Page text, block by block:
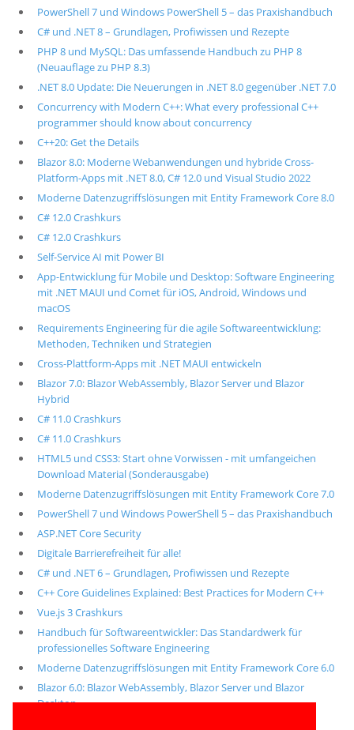
PowerShell 7 und Windows PowerShell 5 – das Praxishandbuch
C# und .NET 8 – Grundlagen, Profiwissen und Rezepte
PHP 8 und MySQL: Das umfassende Handbuch zu PHP 8
(Neuauflage zu PHP 8.3)
.NET 8.0 Update: Die Neuerungen in .NET 8.0 gegenüber .NET 7.0
Concurrency with Modern C++: What every professional C++
programmer should know about concurrency
C++20: Get the Details
Blazor 8.0: Moderne Webanwendungen und hybride Cross-
Platform-Apps mit .NET 8.0, C# 12.0 und Visual Studio 2022
Moderne Datenzugriffslösungen mit Entity Framework Core 8.0
C# 12.0 Crashkurs
C# 12.0 Crashkurs
Self-Service AI mit Power BI
App-Entwicklung für Mobile und Desktop: Software Engineering
mit .NET MAUI und Comet für iOS, Android, Windows und
macOS
Requirements Engineering für die agile Softwareentwicklung:
Methoden, Techniken und Strategien
Cross-Plattform-Apps mit .NET MAUI entwickeln
Blazor 7.0: Blazor WebAssembly, Blazor Server und Blazor
Hybrid
C# 11.0 Crashkurs
C# 11.0 Crashkurs
HTML5 und CSS3: Start ohne Vorwissen - mit umfangeichen
Download Material (Sonderausgabe)
Moderne Datenzugriffslösungen mit Entity Framework Core 7.0
PowerShell 7 und Windows PowerShell 5 – das Praxishandbuch
ASP.NET Core Security
Digitale Barrierefreiheit für alle!
C# und .NET 6 – Grundlagen, Profiwissen und Rezepte
C++ Core Guidelines Explained: Best Practices for Modern C++
Vue.js 3 Crashkurs
Handbuch für Softwareentwickler: Das Standardwerk für
professionelles Software Engineering
Moderne Datenzugriffslösungen mit Entity Framework Core 6.0
Blazor 6.0: Blazor WebAssembly, Blazor Server und Blazor
Desktop